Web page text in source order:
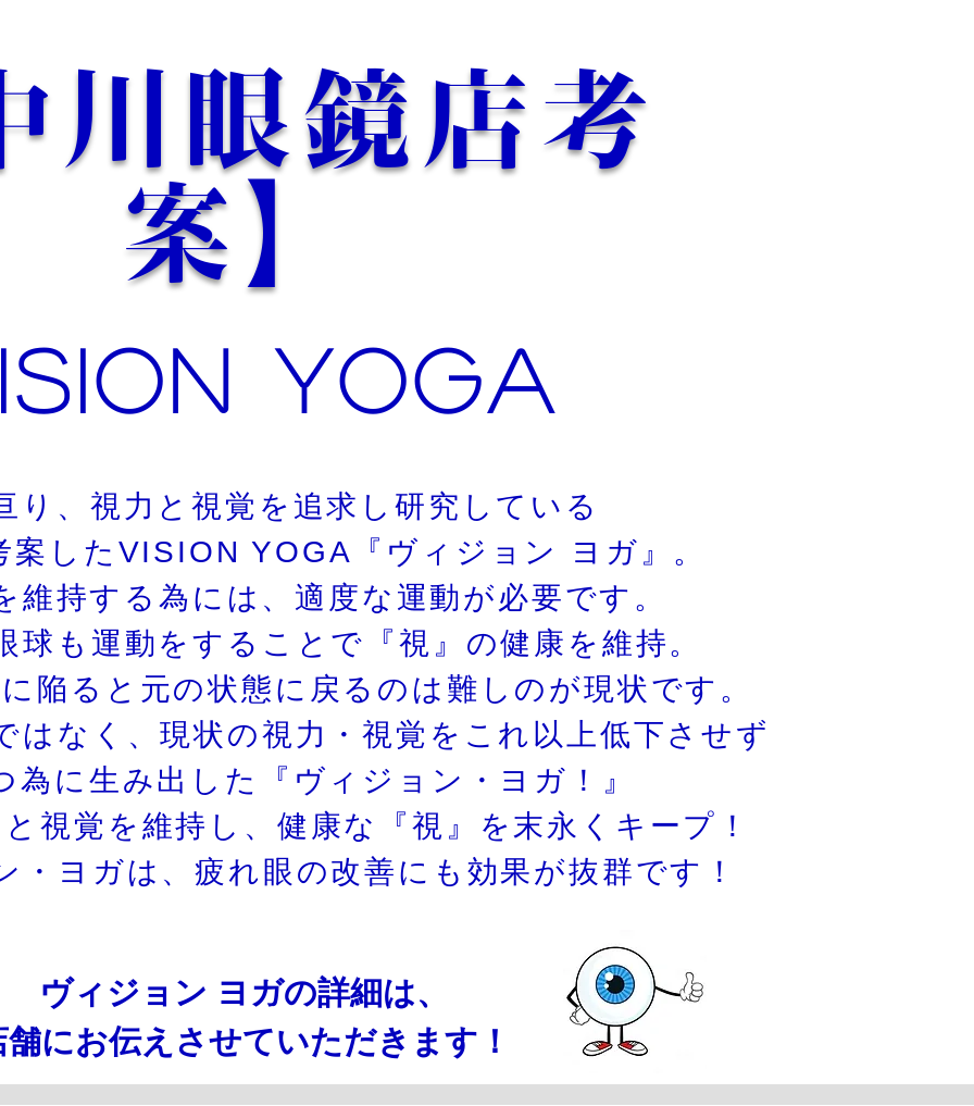
川眼鏡店考
案】
YOGA
り、視力と視覚を追求し研究している
案したVISION YOGA『ヴィジョン ヨガ』。
維持する為には、適度な運動が必要です。
球も運動をすることで『視』の健康を維持。
陥ると元の状態に戻るのは難しのが現状です。
はなく、現状の視力・視覚をこれ以上低下させず
為に生み出した『ヴィジョン・ヨガ！』
視覚を維持し、健康な『視』を末永くキープ！
・ヨガは、疲れ眼の改善にも効果が抜群です！
​ヴィジョン ヨガの詳細は、
舗にお伝えさせていただきます！